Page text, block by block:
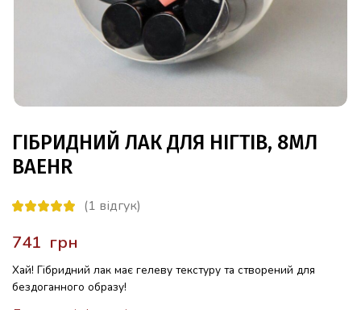
ГІБРИДНИЙ ЛАК ДЛЯ НІГТІВ, 8МЛ
BAEHR
(1 відгук)
грн
Хай! Гібридний лак має гелеву текстуру та створений для
бездоганного образу!